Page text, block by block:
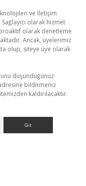
ve İletişim
olarak hizmet
olarak denetleme
Ancak, üyelerimiz
olup, siteye üye olarak
düşündüğünüz
bildirmeniz
kaldırılacaktır.